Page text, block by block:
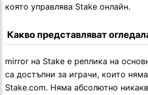
която управлява Stake онлайн.
Какво представляват
mirror на Stake е реплика на
са достъпни за играчи, които
Stake.com. Няма абсолютно